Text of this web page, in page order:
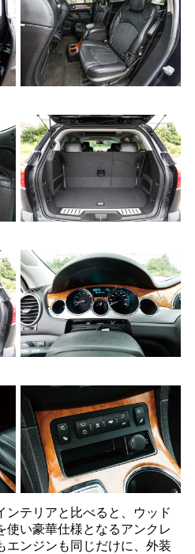
ンテリアと比べると、ウッド
使い豪華仕様となるアンクレ
エンジンも同じだけに、外装